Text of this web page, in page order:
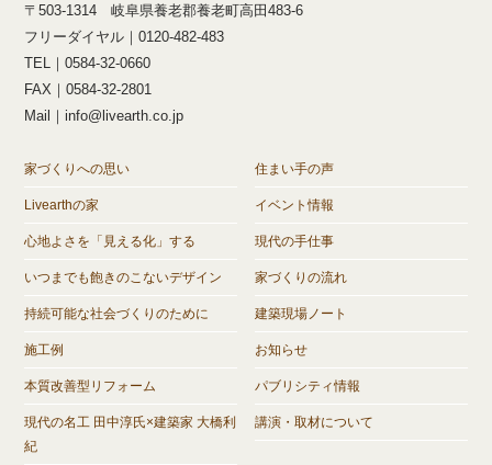
〒503-1314 岐阜県養老郡養老町高田483-6
フリーダイヤル｜0120-482-483
TEL｜0584-32-0660
FAX｜0584-32-2801
Mail｜info@livearth.co.jp
家づくりへの思い
Livearthの家
心地よさを「見える化」する
いつまでも飽きのこないデザイン
持続可能な社会づくりのために
施工例
本質改善型リフォーム
現代の名工 田中淳氏×建築家 大橋利
紀
住まい手の声
イベント情報
現代の手仕事
家づくりの流れ
建築現場ノート
お知らせ
パブリシティ情報
講演・取材について